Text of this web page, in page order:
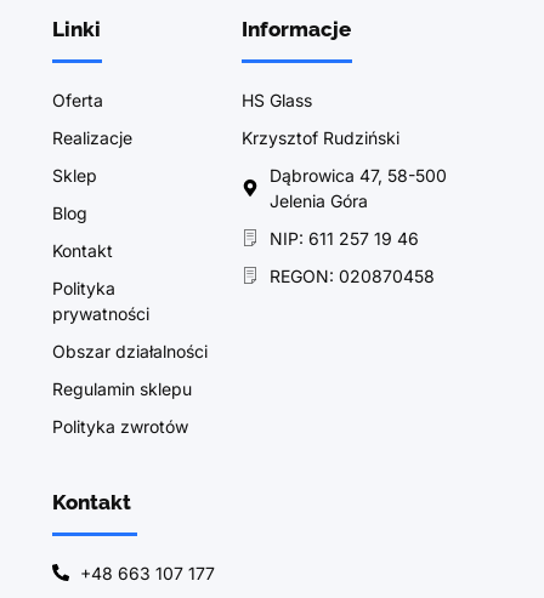
Linki
Oferta
Realizacje
Sklep
Blog
Kontakt
Polityka
prywatności
Obszar działalności
Regulamin sklepu
Polityka zwrotów
Informacje
HS Glass
Krzysztof Rudziński
Dąbrowica 47, 58-500
Jelenia Góra
NIP: 611 257 19 46
REGON: 020870458
Kontakt
+48 663 107 177